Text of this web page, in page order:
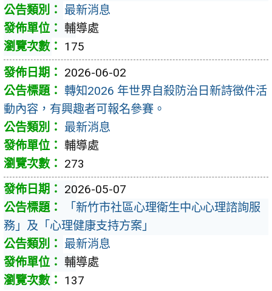
最新消息
輔導處
175
2026-06-02
轉知2026 年世界自殺防治日新詩徵件活
動內容，有興趣者可報名參賽。
最新消息
輔導處
273
2026-05-07
「新竹市社區心理衛生中心心理諮詢服
務」及「心理健康支持方案」
最新消息
輔導處
137